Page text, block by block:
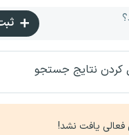
کردن نتایج جستجو
فعالی یافت نشد!